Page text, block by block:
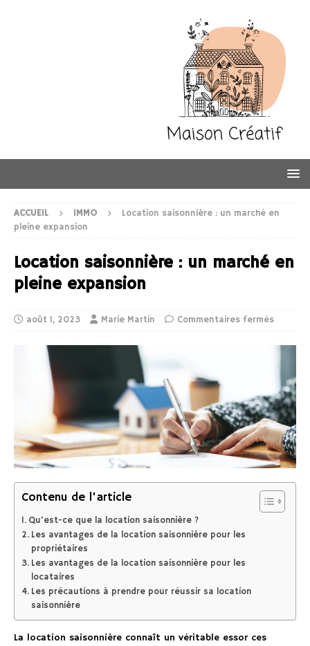
ACCUEIL IMMO
Location saisonnière : un marché en
pleine expansion
Location saisonnière : un marché en
pleine expansion
août 1, 2023 Marie Martin Commentaires fermés
Contenu de l'article
Qu’est-ce que la location saisonnière ?
Les avantages de la location saisonnière pour les
propriétaires
Les avantages de la location saisonnière pour les
locataires
Les précautions à prendre pour réussir sa location
saisonnière
La location saisonnière connaît un véritable essor ces